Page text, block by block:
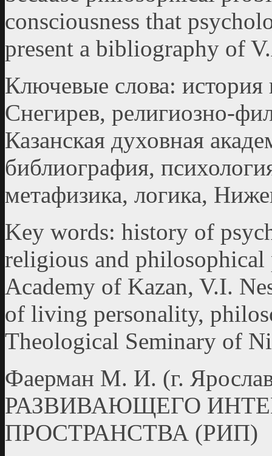
consciousness that
present a bibliography of
Ключевые слова:
Снегирев, религиозно-
Казанская духовная
библиография,
метафизика, логика,
Key words: history of
religious and
Academy of Kazan, V.I.
of living personality,
Theological Seminary of
Фаерман М. И. (г.
РАЗВИВАЮЩЕГО
ПРОСТРАНСТВА (РИП)